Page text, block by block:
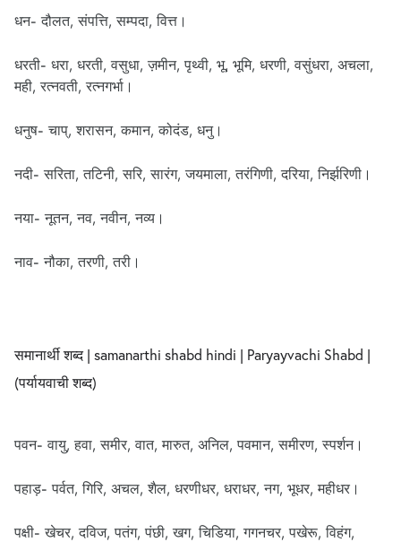
धन- दौलत, संपत्ति, सम्पदा, वित्त।
धरती- धरा, धरती, वसुधा, ज़मीन, पृथ्वी, भू, भूमि, धरणी, वसुंधरा, अचला,
मही, रत्नवती, रत्नगर्भा।
धनुष- चाप्, शरासन, कमान, कोदंड, धनु।
नदी- सरिता, तटिनी, सरि, सारंग, जयमाला, तरंगिणी, दरिया, निर्झरिणी।
नया- नूतन, नव, नवीन, नव्य।
नाव- नौका, तरणी, तरी।
समानार्थी शब्द | samanarthi shabd hindi | Paryayvachi Shabd |
(पर्यायवाची शब्द)
पवन- वायु, हवा, समीर, वात, मारुत, अनिल, पवमान, समीरण, स्पर्शन।
पहाड़- पर्वत, गिरि, अचल, शैल, धरणीधर, धराधर, नग, भूधर, महीधर।
पक्षी- खेचर, दविज, पतंग, पंछी, खग, चिडिया, गगनचर, पखेरू, विहंग,